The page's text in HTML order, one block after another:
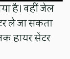
है। वहीं जेल
ले जा सकता
हायर सेंटर